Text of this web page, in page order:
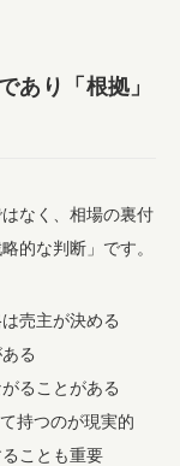
あり「根拠」
なく、相場の裏付
的な判断」です。
売主が決める
る
ることがある
持つのが現実的
ことも重要